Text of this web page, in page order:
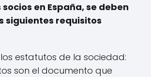
en España, se deben
siguientes requisitos
los estatutos de la sociedad:
son el documento que